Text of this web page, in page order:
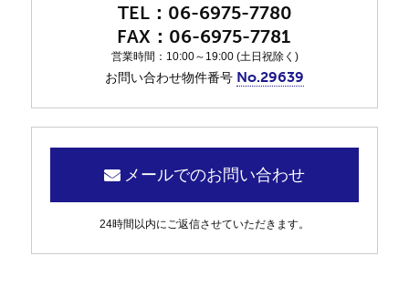
06-6975-7780
06-6975-7781
営業時間：10:00～19:00 (土日祝除く)
お問い合わせ物件番号 No.29639
メールでのお問い合わせ
24時間以内にご返信させていただきます。